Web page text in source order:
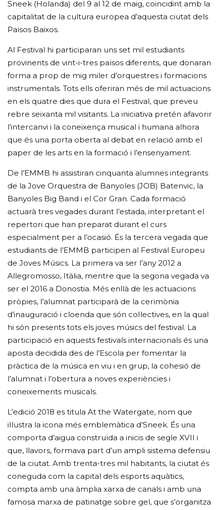
Sneek (Holanda) del 9 al 12 de maig, coincidint amb la
capitalitat de la cultura europea d’aquesta ciutat dels
Països Baixos.
Al Festival hi participaran uns set mil estudiants
provinents de vint-i-tres països diferents, que donaran
forma a prop de mig miler d’orquestres i formacions
instrumentals. Tots ells oferiran més de mil actuacions
en els quatre dies que dura el Festival, que preveu
rebre seixanta mil visitants. La iniciativa pretén afavorir
l’intercanvi i la coneixença musical i humana alhora
que és una porta oberta al debat en relació amb el
paper de les arts en la formació i l’ensenyament.
De l’EMMB hi assistiran cinquanta alumnes integrants
de la Jove Orquestra de Banyoles (JOB) Batenvic, la
Banyoles Big Band i el Cor Gran. Cada formació
actuarà tres vegades durant l’estada, interpretant el
repertori que han preparat durant el curs
especialment per a l’ocasió. És la tercera vegada que
estudiants de l’EMMB participen al Festival Europeu
de Joves Músics. La primera va ser l’any 2012 a
Allegromosso, Itàlia, mentre que la segona vegada va
ser el 2016 a Donostia. Més enllà de les actuacions
pròpies, l’alumnat participarà de la cerimònia
d’inauguració i cloenda que són col·lectives, en la qual
hi són presents tots els joves músics del festival. La
participació en aquests festivals internacionals és una
aposta decidida des de l’Escola per fomentar la
pràctica de la música en viu i en grup, la cohesió de
l’alumnat i l’obertura a noves experiències i
coneixements musicals.
L’edició 2018 es titula At the Watergate, nom que
il·lustra la icona més emblemàtica d’Sneek. És una
comporta d’aigua construïda a inicis de segle XVII i
que, llavors, formava part d’un ampli sistema defensiu
de la ciutat. Amb trenta-tres mil habitants, la ciutat és
coneguda com la capital dels esports aquàtics,
compta amb una àmplia xarxa de canals i amb una
famosa marxa de patinatge sobre gel, que s’organitza